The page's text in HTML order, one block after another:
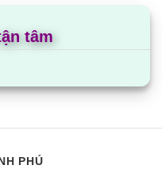
tâm
PHÚ